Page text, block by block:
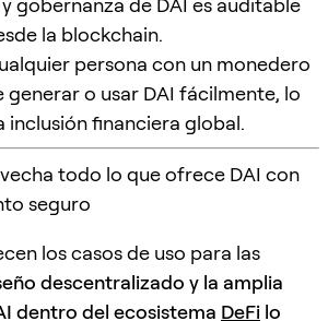
gobernanza de DAI es auditable
la blockchain.
persona con un monedero
generar o usar DAI fácilmente, lo
inclusión financiera global.
todo lo que ofrece DAI con
seguro
los casos de uso para las
descentralizado y la amplia
dentro del ecosistema DeFi lo